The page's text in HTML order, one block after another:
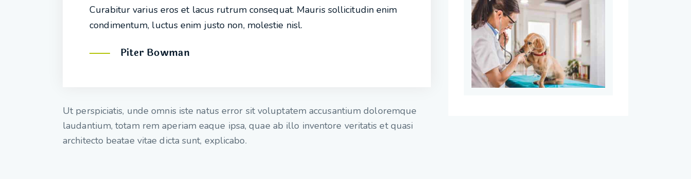
Curabitur varius eros et lacus rutrum consequat. Mauris sollicitudin enim
condimentum, luctus enim justo non, molestie nisl.
Piter Bowman
Ut perspiciatis, unde omnis iste natus error sit voluptatem accusantium doloremque
laudantium, totam rem aperiam eaque ipsa, quae ab illo inventore veritatis et quasi
architecto beatae vitae dicta sunt, explicabo.